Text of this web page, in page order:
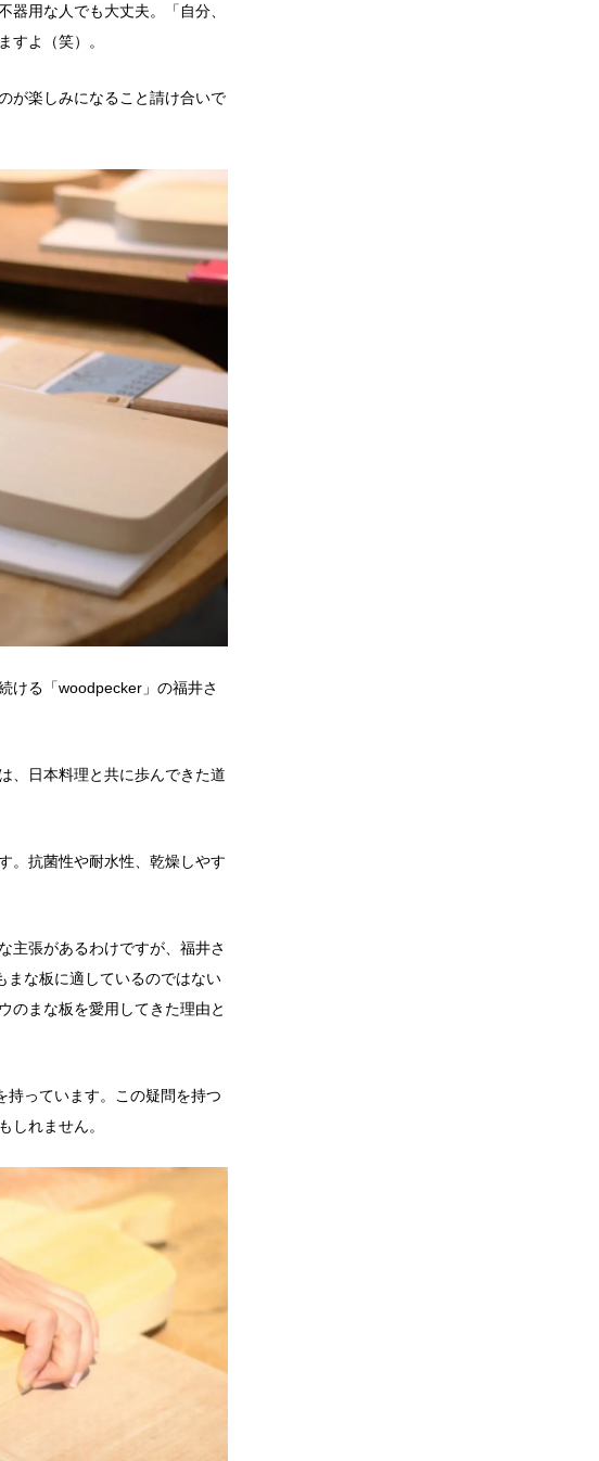
器用な人でも大丈夫。「自分、
すよ（笑）。
が楽しみになること請け合いで
ける「woodpecker」の福井さ
、日本料理と共に歩んできた道
。抗菌性や耐水性、乾燥しやす
主張があるわけですが、福井さ
まな板に適しているのではない
のまな板を愛用してきた理由と
持っています。この疑問を持つ
しれません。